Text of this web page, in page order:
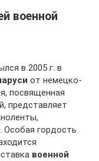
военной
в 2005 г. в
от немецко-
посвященная
представляет
Особая гордость
военной